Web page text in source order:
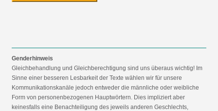
Genderhinweis
Gleichbehandlung und Gleichberechtigung sind uns überaus wichtig! Im
Sinne einer besseren Lesbarkeit der Texte wählen wir für unsere
Kommunikationskanäle jedoch entweder die männliche oder weibliche
Form von personenbezogenen Hauptwörtern. Dies impliziert aber
keinesfalls eine Benachteiligung des jeweils anderen Geschlechts,